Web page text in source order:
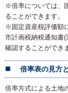
※倍率については、
ることができます。
※固定資産税評価額
市計画税納税通知書
確認することができ
倍率表の見方
倍率方式による土地